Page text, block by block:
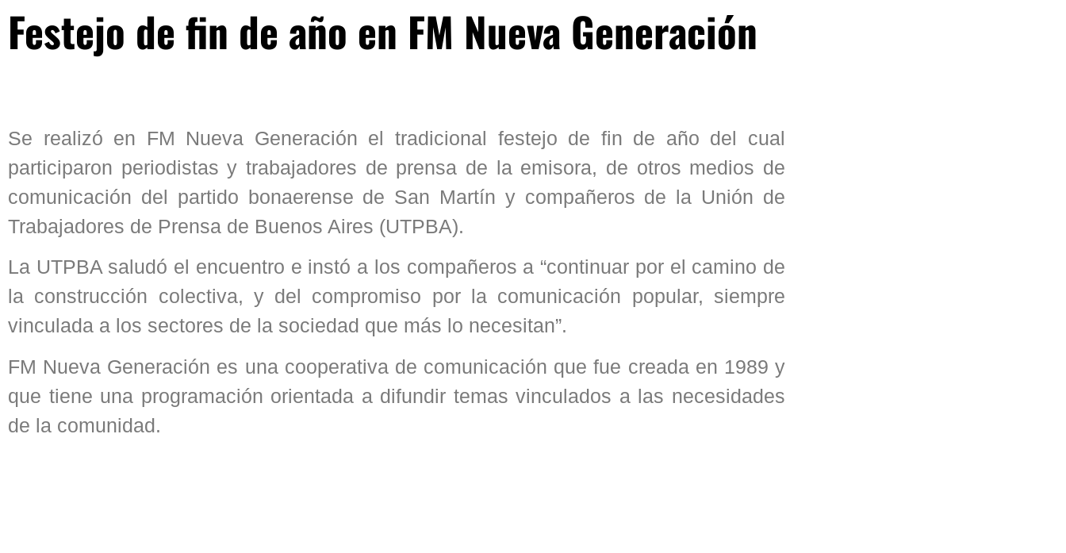
Festejo de fin de año en FM Nueva Generación
Se realizó en FM Nueva Generación el tradicional festejo de fin de año del cual
participaron periodistas y trabajadores de prensa de la emisora, de otros medios de
comunicación del partido bonaerense de San Martín y compañeros de la Unión de
Trabajadores de Prensa de Buenos Aires (UTPBA).
La UTPBA saludó el encuentro e instó a los compañeros a “continuar por el camino de
la construcción colectiva, y del compromiso por la comunicación popular, siempre
vinculada a los sectores de la sociedad que más lo necesitan”.
FM Nueva Generación es una cooperativa de comunicación que fue creada en 1989 y
que tiene una programación orientada a difundir temas vinculados a las necesidades
de la comunidad.